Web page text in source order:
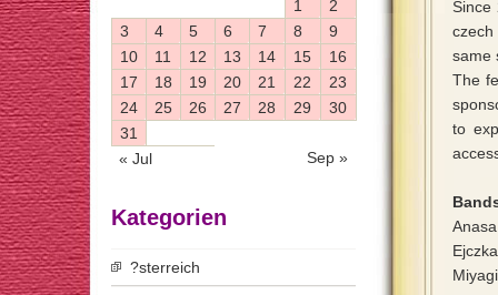
same
The
to
« Jul Sep »
1
2
3
4 5 6 7 8
9
10
11 12 13 14 15
16
17
18 19 20 21 22
23
24
25 26 27 28 29
30
31
Kategorien
?sterreich